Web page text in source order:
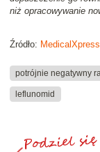
niż opracowywanie
Źródło: MedicalXpress
potrójnie negatywny
leflunomid